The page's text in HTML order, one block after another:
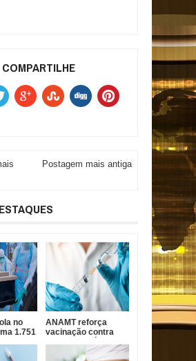
COMPARTILHE
Postagem mais antiga
no
1.751
ANAMT reforça
vacinação contra
em São Paulo